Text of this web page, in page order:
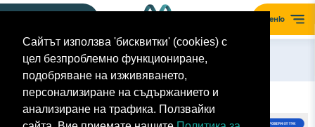
Сайтът използва 'бисквитки' (cookies) с
цел безпроблемно функциониране,
подобряване на изживяването,
персонализиране на съдържанието и
анализиране на трафика. Ползвайки
Меню
Назад